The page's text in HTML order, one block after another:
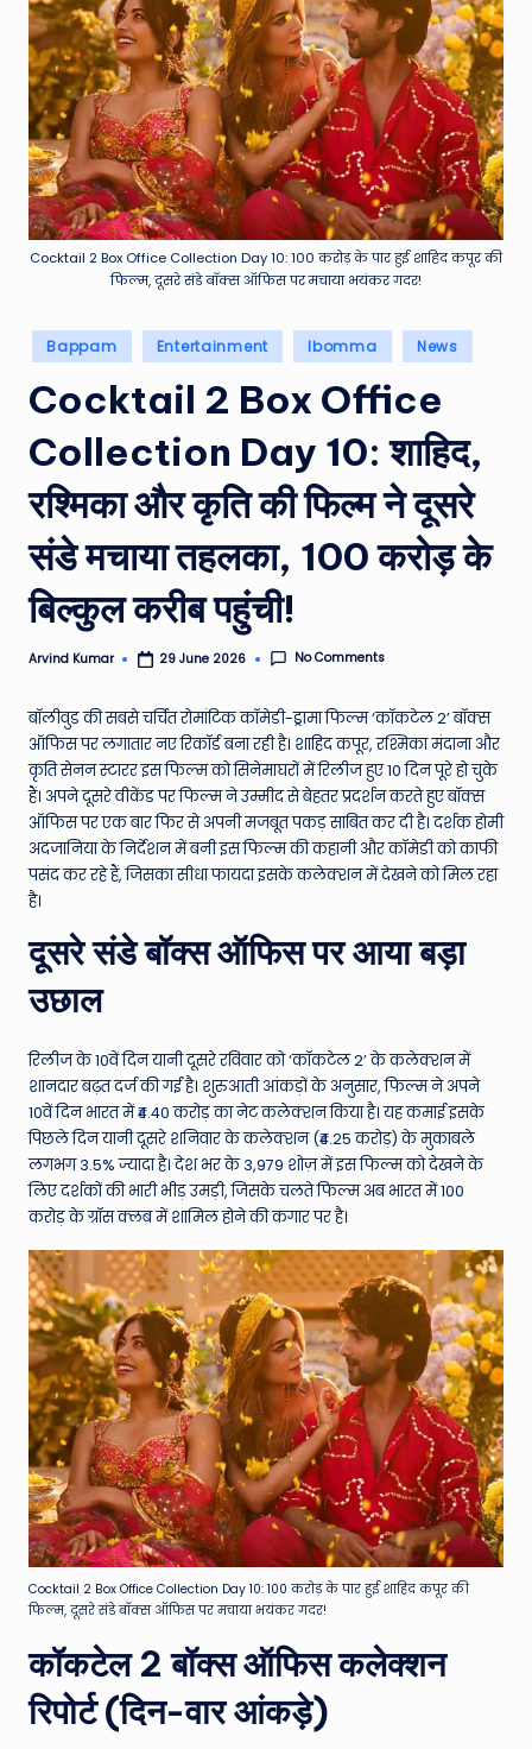
e
a
t
h
er
,
T
c
h
&
M
o
vi
e
N
s
A
ro
u
n
d
T
h
W
o
rl
d
Cocktail 2 Box Office Collection Day 10: 100 करोड़ के पार हुई शाहिद कपूर की
फिल्म, दूसरे संडे बॉक्स ऑफिस पर मचाया भयंकर गदर!
Posted
in
Bappam Entertainment Ibomma News
Cocktail 2 Box Office
Collection Day 10: शाहिद,
रश्मिका और कृति की फिल्म ने दूसरे
संडे मचाया तहलका, 100 करोड़ के
बिल्कुल करीब पहुंची!
Posted
Arvind Kumar 29 June 2026 No Comments
बॉलीवुड की सबसे चर्चित रोमांटिक कॉमेडी-ड्रामा फिल्म ‘कॉकटेल 2’ बॉक्स
ऑफिस पर लगातार नए रिकॉर्ड बना रही है। शाहिद कपूर, रश्मिका मंदाना और
कृति सेनन स्टारर इस फिल्म को सिनेमाघरों में रिलीज हुए 10 दिन पूरे हो चुके
हैं। अपने दूसरे वीकेंड पर फिल्म ने उम्मीद से बेहतर प्रदर्शन करते हुए बॉक्स
ऑफिस पर एक बार फिर से अपनी मजबूत पकड़ साबित कर दी है। दर्शक होमी
अदजानिया के निर्देशन में बनी इस फिल्म की कहानी और कॉमेडी को काफी
पसंद कर रहे हैं, जिसका सीधा फायदा इसके कलेक्शन में देखने को मिल रहा
है।
दूसरे संडे बॉक्स ऑफिस पर आया बड़ा
उछाल
रिलीज के 10वें दिन यानी दूसरे रविवार को ‘कॉकटेल 2’ के कलेक्शन में
शानदार बढ़त दर्ज की गई है। शुरुआती आंकड़ों के अनुसार, फिल्म ने अपने
10वें दिन भारत में ₹4.40 करोड़ का नेट कलेक्शन किया है। यह कमाई इसके
पिछले दिन यानी दूसरे शनिवार के कलेक्शन (₹4.25 करोड़) के मुकाबले
लगभग 3.5% ज्यादा है। देश भर के 3,979 शोज़ में इस फिल्म को देखने के
लिए दर्शकों की भारी भीड़ उमड़ी, जिसके चलते फिल्म अब भारत में 100
करोड़ के ग्रॉस क्लब में शामिल होने की कगार पर है।
Cocktail 2 Box Office Collection Day 10: 100 करोड़ के पार हुई शाहिद कपूर की
फिल्म, दूसरे संडे बॉक्स ऑफिस पर मचाया भयंकर गदर!
कॉकटेल 2 बॉक्स ऑफिस कलेक्शन
रिपोर्ट (दिन-वार आंकड़े)